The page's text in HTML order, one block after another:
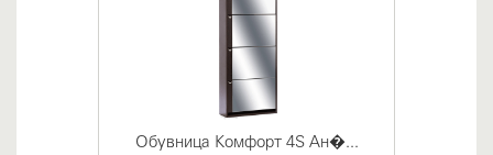
Обувница Комфорт 4S Ан�...